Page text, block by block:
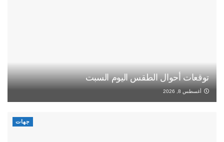
توقعات أحوال الطقس اليوم السبت
أغسطس 8, 2026
جهات